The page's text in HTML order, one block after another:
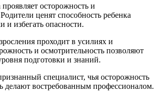
проявляет осторожность и
ценят способность ребенка
и избегать опасности.
проходит в усилиях и
и осмотрительность позволяют
подготовки и знаний.
специалист, чья осторожность
делают востребованным профессионалом.